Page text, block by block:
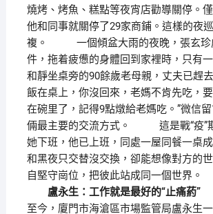
燒烤、烤魚、糕點等夜宵店勸導關停。僅
他和同事就關停了29家商鋪。這樣的夜
複。 一個傾盆大雨的夜晚，張玄珍
件，拖着疲憊的身體回到家裡時，只有
和靜坐桌旁的90餘歲老母親，丈夫已趕去
飯在桌上，你沒回來，老媽不肯先吃，
在碗里了，記得9點燉給老媽吃。”微信
倆最主要的交流方式。 這是戰“疫”
她下班，他已上班，同處一屋同餐一桌
和黑夜只交替沒交換，卻能想像對方的
自堅守崗位，把彼此站成同一個世界。
盧永生：工作就是最好的“止痛葯”
至今，廈門市海滄區市場監管局盧永生